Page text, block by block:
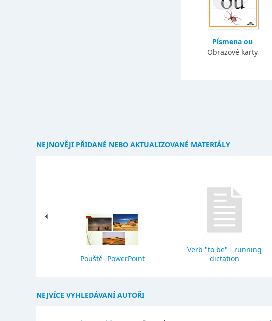
Písmena ou
Obrazové karty
NEJNOVĚJI PŘIDANÉ NEBO AKTUALIZOVANÉ MATERIÁLY
Pouště- PowerPoint
Verb "to be" - running
dictation
NEJVÍCE VYHLEDÁVANÍ AUTOŘI